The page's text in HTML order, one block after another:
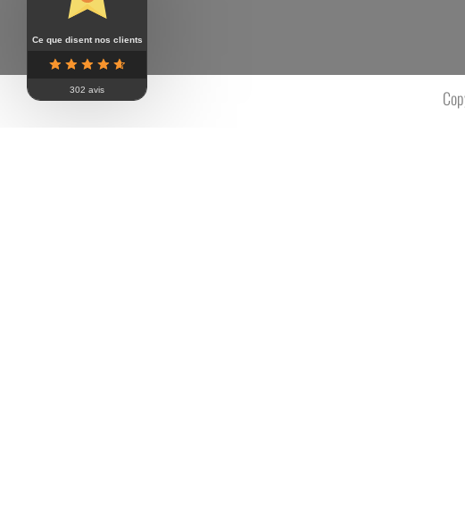
Ce que disent nos clients
302 avis